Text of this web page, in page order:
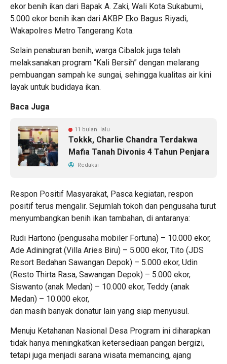
ekor benih ikan dari Bapak A. Zaki, Wali Kota Sukabumi,
5.000 ekor benih ikan dari AKBP Eko Bagus Riyadi,
Wakapolres Metro Tangerang Kota.
Selain penaburan benih, warga Cibalok juga telah
melaksanakan program “Kali Bersih” dengan melarang
pembuangan sampah ke sungai, sehingga kualitas air kini
layak untuk budidaya ikan.
Baca Juga
11 bulan lalu
Tokkk, Charlie Chandra Terdakwa
Mafia Tanah Divonis 4 Tahun Penjara
Redaksi
Respon Positif Masyarakat, Pasca kegiatan, respon
positif terus mengalir. Sejumlah tokoh dan pengusaha turut
menyumbangkan benih ikan tambahan, di antaranya:
Rudi Hartono (pengusaha mobiler Fortuna) – 10.000 ekor,
Ade Adiningrat (Villa Aries Biru) – 5.000 ekor, Tito (JDS
Resort Bedahan Sawangan Depok) – 5.000 ekor, Udin
(Resto Thirta Rasa, Sawangan Depok) – 5.000 ekor,
Siswanto (anak Medan) – 10.000 ekor, Teddy (anak
Medan) – 10.000 ekor,
dan masih banyak donatur lain yang siap menyusul.
Menuju Ketahanan Nasional Desa Program ini diharapkan
tidak hanya meningkatkan ketersediaan pangan bergizi,
tetapi juga menjadi sarana wisata memancing, ajang